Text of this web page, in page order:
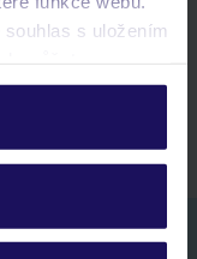
s uložením
naleznete v
jejich sdílení
rezervaci v myTUI
e-mailové